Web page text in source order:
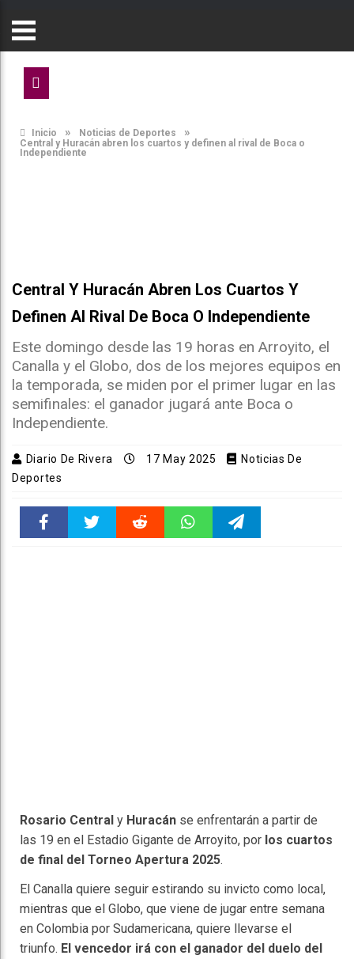
Inicio » Noticias de Deportes »
Central y Huracán abren los cuartos y definen al rival de Boca o
Independiente
Central Y Huracán Abren Los Cuartos Y
Definen Al Rival De Boca O Independiente
Este domingo desde las 19 horas en Arroyito, el
Canalla y el Globo, dos de los mejores equipos en
la temporada, se miden por el primer lugar en las
semifinales: el ganador jugará ante Boca o
Independiente.
Diario De Rivera 17 May 2025
Noticias De
Deportes
Rosario Central y Huracán se enfrentarán a partir de
las 19 en el Estadio Gigante de Arroyito, por los cuartos
de final del Torneo Apertura 2025.
El Canalla quiere seguir estirando su invicto como local,
mientras que el Globo, que viene de jugar entre semana
en Colombia por Sudamericana, quiere llevarse el
triunfo. El vencedor irá con el ganador del duelo del